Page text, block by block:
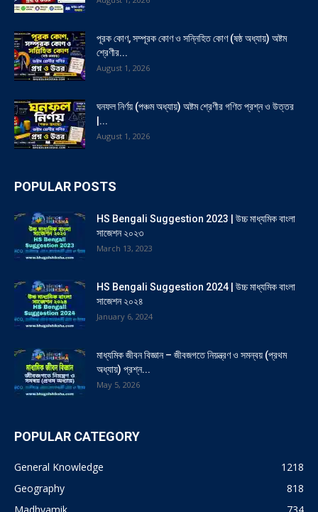
পূরক কোণ, সম্পূরক কোণ ও সন্নিহিত কোণ (ষষ্ঠ অধ্যায়) অষ্টম
শ্রেণীর...
August 1, 2026
ঘনফল নির্ণয় (পঞ্চম অধ্যায়) অষ্টম শ্রেণীর গণিত প্রশ্ন ও উত্তর
|...
August 1, 2026
POPULAR POSTS
HS Bengali Suggestion 2023 | উচ্চ মাধ্যমিক বাংলা
সাজেশন ২০২৩
March 13, 2023
HS Bengali Suggestion 2024 | উচ্চ মাধ্যমিক বাংলা
সাজেশন ২০২৪
January 6, 2024
মাধ্যমিক জীবন বিজ্ঞান – জীবজগতে নিয়ন্ত্রণ ও সমন্বয় (প্রথম
অধ্যায়) প্রশ্ন...
May 5, 2026
POPULAR CATEGORY
General Knowledge
1218
Geography
818